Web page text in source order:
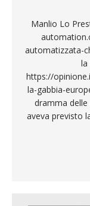
Manlio Lo
automatizzata-
la
https://
la-gabbia-
dramma
aveva previsto